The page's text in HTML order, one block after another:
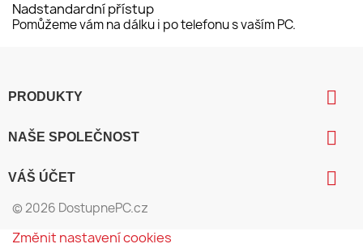
Nadstandardní přístup
Pomůžeme vám na dálku i po telefonu s vaším PC.
PRODUKTY 
NAŠE SPOLEČNOST 
VÁŠ ÚČET 
© 2026 DostupnePC.cz
Změnit nastavení cookies